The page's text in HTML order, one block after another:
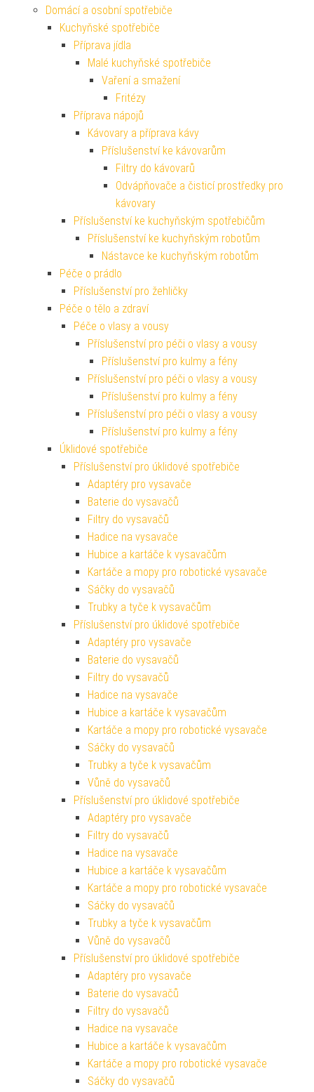
Domácí a osobní spotřebiče
Kuchyňské spotřebiče
Příprava jídla
Malé kuchyňské spotřebiče
Vaření a smažení
Fritézy
Příprava nápojů
Kávovary a příprava kávy
Příslušenství ke kávovarům
Filtry do kávovarů
Odvápňovače a čisticí prostředky pro
kávovary
Příslušenství ke kuchyňským spotřebičům
Příslušenství ke kuchyňským robotům
Nástavce ke kuchyňským robotům
Péče o prádlo
Příslušenství pro žehličky
Péče o tělo a zdraví
Péče o vlasy a vousy
Příslušenství pro péči o vlasy a vousy
Příslušenství pro kulmy a fény
Příslušenství pro péči o vlasy a vousy
Příslušenství pro kulmy a fény
Příslušenství pro péči o vlasy a vousy
Příslušenství pro kulmy a fény
Úklidové spotřebiče
Příslušenství pro úklidové spotřebiče
Adaptéry pro vysavače
Baterie do vysavačů
Filtry do vysavačů
Hadice na vysavače
Hubice a kartáče k vysavačům
Kartáče a mopy pro robotické vysavače
Sáčky do vysavačů
Trubky a tyče k vysavačům
Příslušenství pro úklidové spotřebiče
Adaptéry pro vysavače
Baterie do vysavačů
Filtry do vysavačů
Hadice na vysavače
Hubice a kartáče k vysavačům
Kartáče a mopy pro robotické vysavače
Sáčky do vysavačů
Trubky a tyče k vysavačům
Vůně do vysavačů
Příslušenství pro úklidové spotřebiče
Adaptéry pro vysavače
Filtry do vysavačů
Hadice na vysavače
Hubice a kartáče k vysavačům
Kartáče a mopy pro robotické vysavače
Sáčky do vysavačů
Trubky a tyče k vysavačům
Vůně do vysavačů
Příslušenství pro úklidové spotřebiče
Adaptéry pro vysavače
Baterie do vysavačů
Filtry do vysavačů
Hadice na vysavače
Hubice a kartáče k vysavačům
Kartáče a mopy pro robotické vysavače
Sáčky do vysavačů